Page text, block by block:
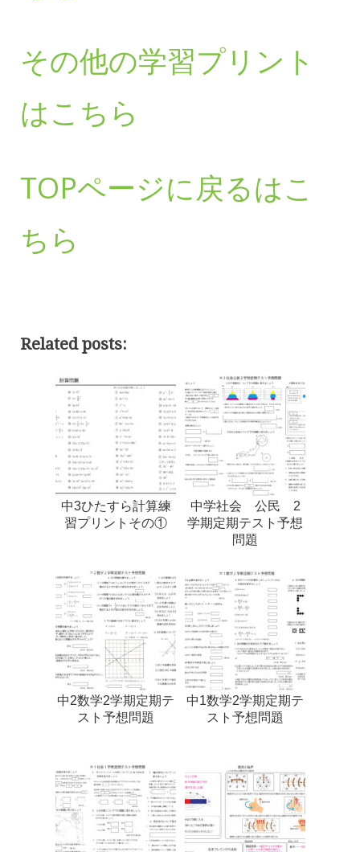
その他の学習プリント
はこちら
TOPページに戻るはこ
ちら
Related posts:
中3ひたすら計算練
習プリントその①
中学社会 公民 2
学期定期テスト予想
問題
中2数学2学期定期テ
スト予想問題
中1数学2学期定期テ
スト予想問題